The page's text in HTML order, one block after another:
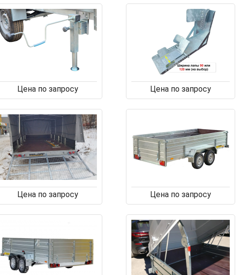
Цена по запросу Цена по запросу
Цена по запросу Цена по запросу